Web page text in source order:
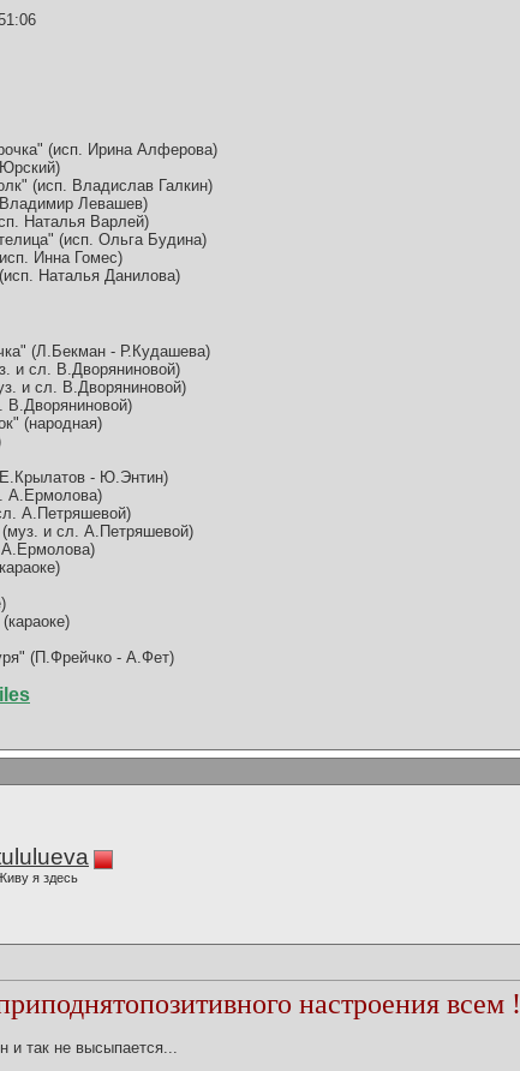
(исп. Ирина Алферова)
(исп. Владислав Галкин)
Левашев)
Наталья Варлей)
(исп. Ольга Будина)
Инна Гомес)
Наталья Данилова)
(Л.Бекман - Р.Кудашева)
и сл. В.Дворяниновой)
и сл. В.Дворяниновой)
В.Дворяниновой)
(народная)
- Ю.Энтин)
А.Ермолова)
А.Петряшевой)
(муз. и сл. А.Петряшевой)
(П.Фрейчко - А.Фет)
я здесь
настроения всем !
и так не высыпается...